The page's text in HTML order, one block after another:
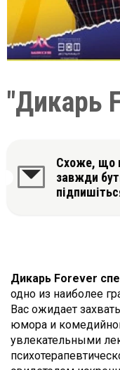
"Дикарь
Схоже, що
завжди
Дикарь Forever
одно из наиболее
Вас ожидает
юмора и
увлекательными